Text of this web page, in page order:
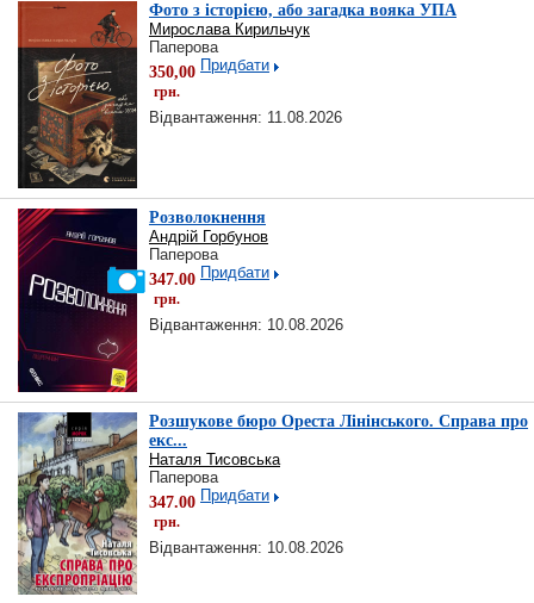
Фото з історією, або загадка вояка УПА
Мирослава Кирильчук
Паперова
350,00
грн.
Придбати
Відвантаження: 11.08.2026
Розволокнення
Андрій Горбунов
Паперова
347.00
грн.
Придбати
Відвантаження: 10.08.2026
Розшукове бюро Ореста Лінінського. Справа про
екс...
Наталя Тисовська
Паперова
347.00
грн.
Придбати
Відвантаження: 10.08.2026